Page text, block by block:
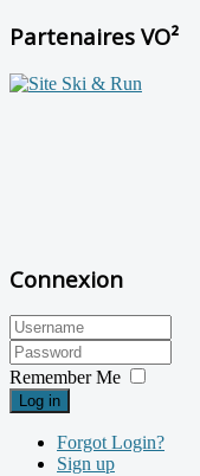
Partenaires VO²
Connexion
Remember Me
Log in
Forgot Login?
Sign up